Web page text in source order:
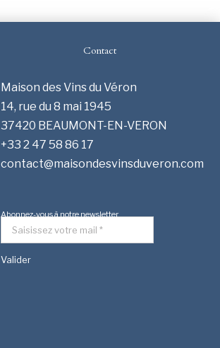
Contact
Maison des Vins du Véron
14, rue du 8 mai 1945
37420 BEAUMONT-EN-VERON
+33 2 47 58 86 17
contact@maisondesvinsduveron.com
Abonnez-vous à notre newsletter